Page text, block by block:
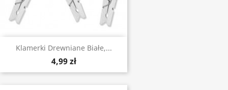
Klamerki Drewniane Białe,...
4,99 zł